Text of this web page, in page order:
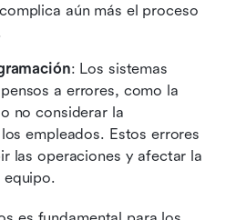
aún más el proceso
: Los sistemas
a errores, como la
no considerar la
empleados. Estos errores
las operaciones y afectar la
equipo.